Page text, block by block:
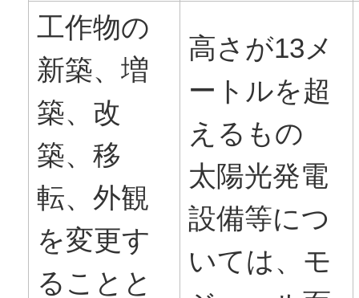
工作物の
新築、増
築、改
築、移
転、外観
を変更す
ることと
高さが13メ
ートルを超
えるもの
太陽光発電
設備等につ
いては、モ